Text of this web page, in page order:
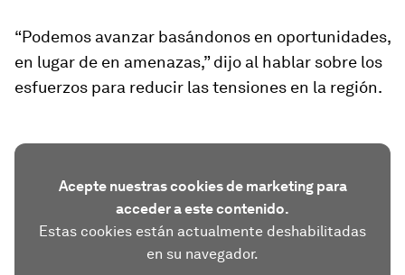
“Podemos avanzar basándonos en oportunidades,
en lugar de en amenazas,” dijo al hablar sobre los
esfuerzos para reducir las tensiones en la región.
Acepte nuestras cookies de marketing para
acceder a este contenido.
Estas cookies están actualmente deshabilitadas
en su navegador.